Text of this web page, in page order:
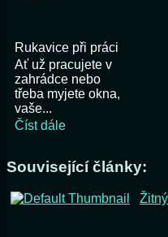
Rukavice při práci
Ať už pracujete v
zahrádce nebo
třeba myjete okna,
vaše...
Číst dále
Související články: